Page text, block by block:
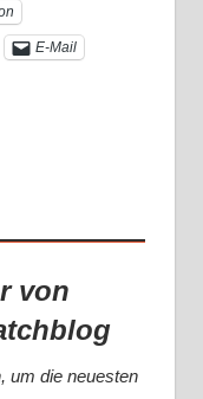
E-Mail
von
um die neuesten